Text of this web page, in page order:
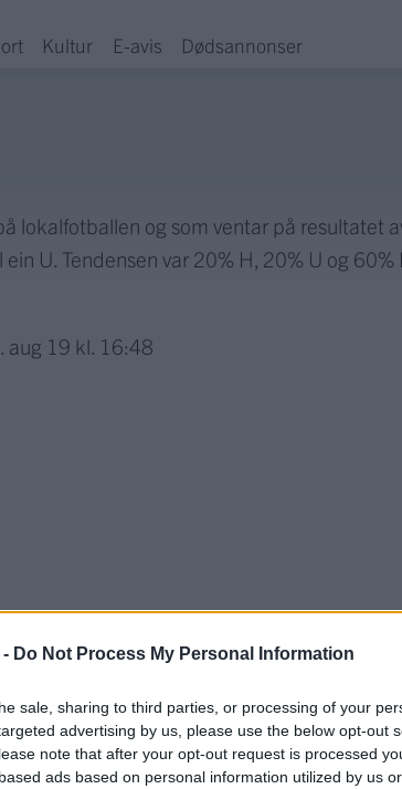
Do Not Process My Personal Information
sale, sharing to third parties, or processing of your
advertising by us, please use the below opt-out
note that after your opt-out request is processed
ads based on personal information utilized by us
Kultur E-avis Dødsannonser
lokalfotballen og som ventar på resultatet
U. Tendensen var 20% H, 20% U og 60%
aug 19 kl. 16:48